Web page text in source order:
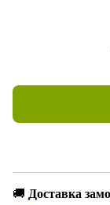
🚚 Доставка